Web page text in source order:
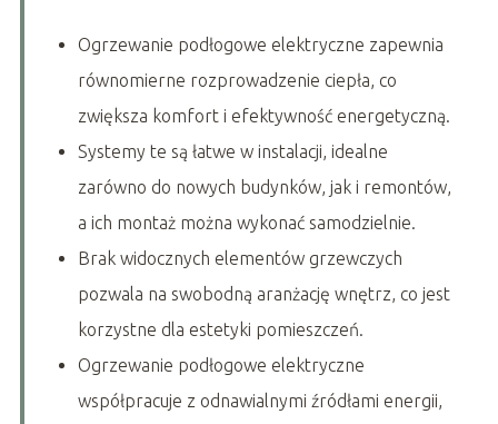
Ogrzewanie podłogowe elektryczne zapewnia
równomierne rozprowadzenie ciepła, co
zwiększa komfort i efektywność energetyczną.
Systemy te są łatwe w instalacji, idealne
zarówno do nowych budynków, jak i remontów,
a ich montaż można wykonać samodzielnie.
Brak widocznych elementów grzewczych
pozwala na swobodną aranżację wnętrz, co jest
korzystne dla estetyki pomieszczeń.
Ogrzewanie podłogowe elektryczne
współpracuje z odnawialnymi źródłami energii,